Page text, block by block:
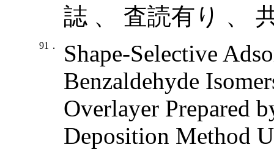
誌 、 査読有り 、
91．
Shape-Selective
Benzaldehyde
Overlayer Prepared
Deposition Method